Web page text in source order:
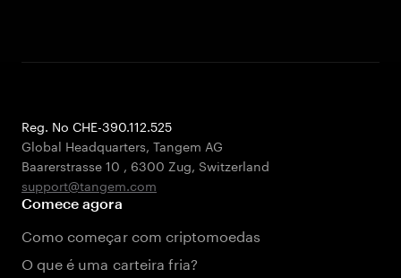
Reg. No CHE-390.112.525
Global Headquarters, Tangem AG
Baarerstrasse 10 , 6300 Zug, Switzerland
support@tangem.com
Comece agora
Como começar com criptomoedas
O que é uma carteira fria?